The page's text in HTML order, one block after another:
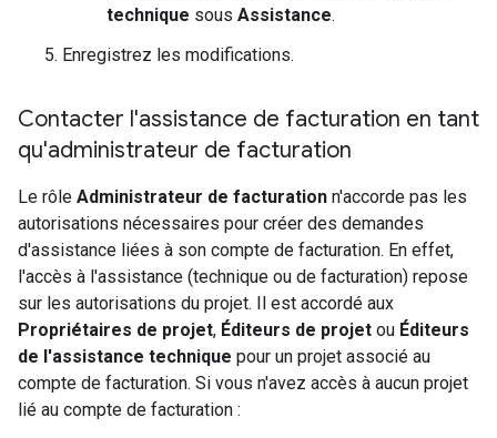
technique sous Assistance.
Enregistrez les modifications.
Contacter l'assistance de facturation en tant
qu'administrateur de facturation
Le rôle Administrateur de facturation n'accorde pas les
autorisations nécessaires pour créer des demandes
d'assistance liées à son compte de facturation. En effet,
l'accès à l'assistance (technique ou de facturation) repose
sur les autorisations du projet. Il est accordé aux
Propriétaires de projet, Éditeurs de projet ou Éditeurs
de l'assistance technique pour un projet associé au
compte de facturation. Si vous n'avez accès à aucun projet
lié au compte de facturation :